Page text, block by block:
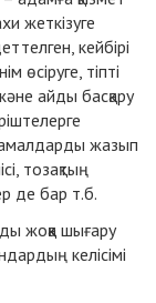
жеткізуге
кейбірі
өсіруге, тіпті
айды басқару
амалдарды жазып
тозақтың
де бар т.б.
жоққа шығару
келісімі